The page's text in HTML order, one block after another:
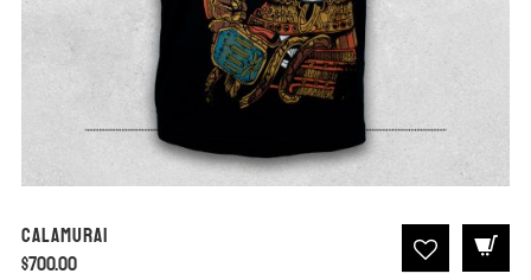
Calamurai
$700.00